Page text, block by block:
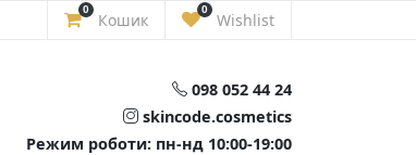
0
Кошик
0
Wishlist
098 052 44 24
skincode.cosmetics
Режим роботи: пн-нд 10:00-19:00